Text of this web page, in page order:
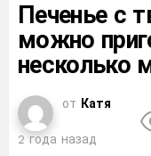
Печенье с
можно
несколько
от Катя
2 года назад